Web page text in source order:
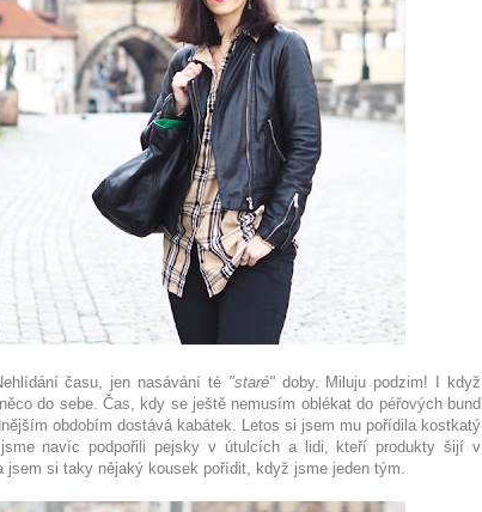
času, jen nasávání té"staré" doby. Miluju podzim! I když
do sebe. Čas, kdy se ještě nemusím oblékat do péřových bund
obdobím dostává kabátek. Letos si jsem mu pořídila kostkatý
navíc podpořili pejsky v útulcích a lidi, kteří produkty šijí v
si taky nějaký kousek pořídit, když jsme jeden tým.